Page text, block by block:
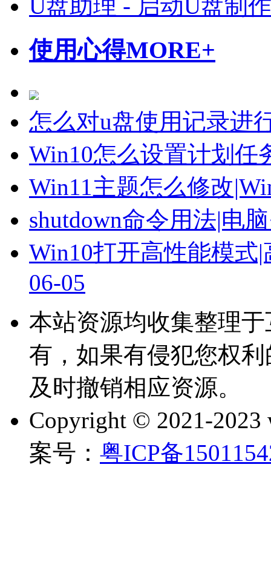
U盘助理 - 启动U盘制
使用心得MORE+
怎么对u盘使用记录进
Win10怎么设置计划任
Win11主题怎么修改
shutdown命令用法|电
Win10打开高性能模式
06-05
本站资源均收集整理
有，如果有侵犯您权
及时撤销相应资源。
Copyright © 2021-2023
案号： 粤ICP备